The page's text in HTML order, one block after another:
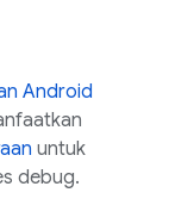
Android
untuk
debug.